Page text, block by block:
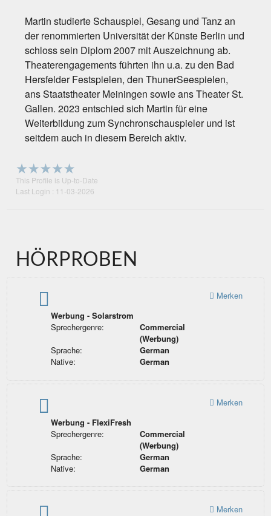
Martin studierte Schauspiel, Gesang und Tanz an
der renommierten Universität der Künste Berlin und
schloss sein Diplom 2007 mit Auszeichnung ab.
Theaterengagements führten ihn u.a. zu den Bad
Hersfelder Festspielen, den ThunerSeespielen,
ans Staatstheater Meiningen sowie ans Theater St.
Gallen. 2023 entschied sich Martin für eine
Weiterbildung zum Synchronschauspieler und ist
seitdem auch in diesem Bereich aktiv.
This Profile is Up-to-Date
Last Login : 11-03-2026
HÖRPROBEN
Werbung - Solarstrom
Sprechergenre:
Commercial
(Werbung)
Sprache:
German
Native:
German
Merken
Werbung - FlexiFresh
Sprechergenre:
Commercial
(Werbung)
Sprache:
German
Native:
German
Merken
Merken